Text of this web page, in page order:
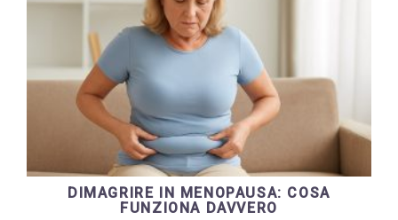
DIMAGRIRE IN MENOPAUSA: COSA
FUNZIONA DAVVERO